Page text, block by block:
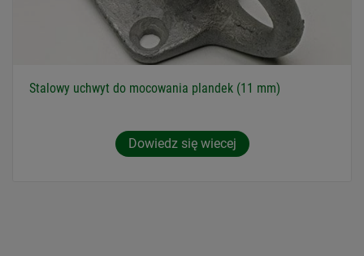
Stalowy uchwyt do mocowania plandek (11 mm)
Dowiedz się wiecej